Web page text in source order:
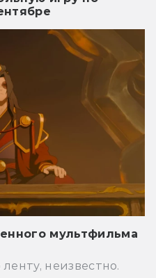
мультфильма
неизвестно.